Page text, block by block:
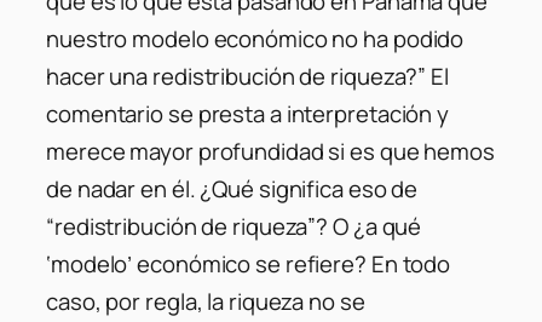
nuestro modelo económico no ha podido
hacer una redistribución de riqueza?” El
comentario se presta a interpretación y
merece mayor profundidad si es que hemos
de nadar en él. ¿Qué significa eso de
“redistribución de riqueza”? O ¿a qué
‘modelo’ económico se refiere? En todo
caso, por regla, la riqueza no se